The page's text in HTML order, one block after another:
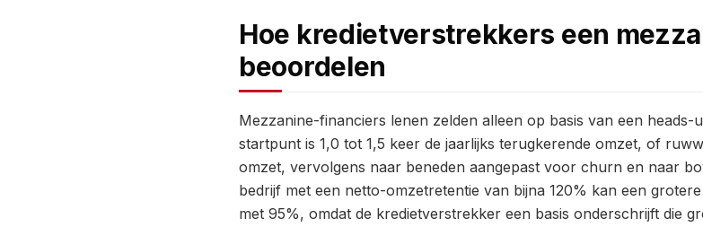
Hoe kredietverstrekkers een
beoordelen
Mezzanine-financiers lenen zelden alleen op basis van een heads-
startpunt is 1,0 tot 1,5 keer de jaarlijks terugkerende omzet, of
omzet, vervolgens naar beneden aangepast voor churn en naar
bedrijf met een netto-omzetretentie van bijna 120% kan een
met 95%, omdat de kredietverstrekker een basis onderschrijft die